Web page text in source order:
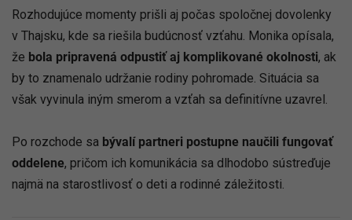
Rozhodujúce momenty prišli aj počas spoločnej dovolenky
v Thajsku, kde sa riešila budúcnosť vzťahu. Monika opísala,
že bola pripravená odpustiť aj komplikované okolnosti, ak
by to znamenalo udržanie rodiny pohromade. Situácia sa
však vyvinula iným smerom a vzťah sa definitívne uzavrel.
Po rozchode sa bývalí partneri postupne naučili fungovať
oddelene, pričom ich komunikácia sa dlhodobo sústreďuje
najmä na starostlivosť o deti a rodinné záležitosti.